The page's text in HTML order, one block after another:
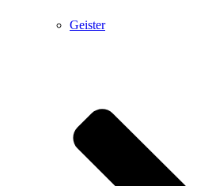
Geister